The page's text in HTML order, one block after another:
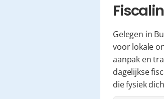
Gelegen in
voor lokale
aanpak en
dagelijkse
die fysiek